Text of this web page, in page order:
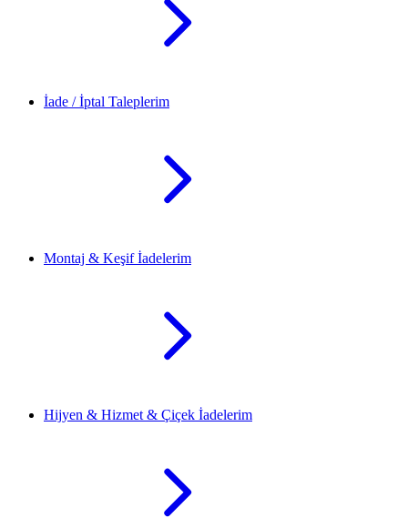
İade / İptal Taleplerim
Montaj & Keşif İadelerim
Hijyen & Hizmet & Çiçek İadelerim